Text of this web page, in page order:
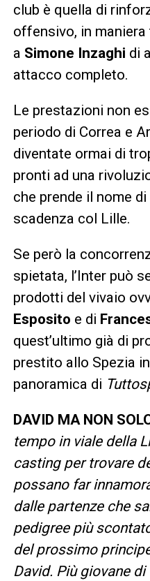
club è quella di
offensivo, in
a Simone Inzaghi di
attacco completo.
Le prestazioni non
periodo di Correa e
diventate ormai di
pronti ad una
che prende il nome di
scadenza col Lille.
Se però la
spietata, l’Inter può
prodotti del vivaio
Esposito e di
quest’ultimo già di
prestito allo Spezia in
panoramica di
DAVID MA NON
tempo in viale della
casting per trovare
possano far
dalle partenze che
pedigree più
del prossimo
David. Più giovane di